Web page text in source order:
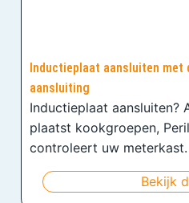
Inductieplaat aansluiten met
aansluiting
Inductieplaat aansluiten?
plaatst kookgroepen,
controleert uw meterkast.
Bekijk